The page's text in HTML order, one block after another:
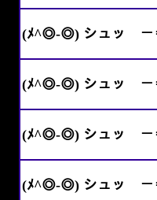
(ﾒ^◎-◎) シュッ －
(ﾒ^◎-◎) シュッ －
(ﾒ^◎-◎) シュッ －
(ﾒ^◎-◎) シュッ －